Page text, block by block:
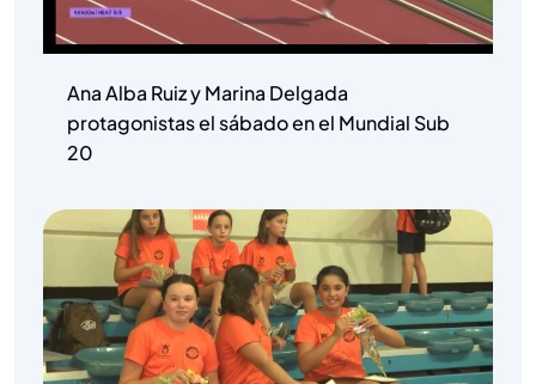
Ana Alba Ruiz y Marina Delgada
protagonistas el sábado en el Mundial Sub
20